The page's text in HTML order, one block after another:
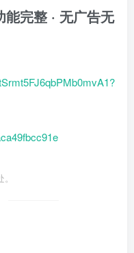
能完整 · 无广告无